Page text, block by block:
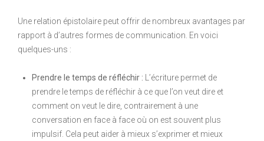
Une relation épistolaire peut offrir de nombreux avantages par
rapport à d’autres formes de communication. En voici
quelques-uns :
Prendre le temps de réfléchir : L’écriture permet de
prendre le temps de réfléchir à ce que l’on veut dire et
comment on veut le dire, contrairement à une
conversation en face à face où on est souvent plus
impulsif. Cela peut aider à mieux s’exprimer et mieux